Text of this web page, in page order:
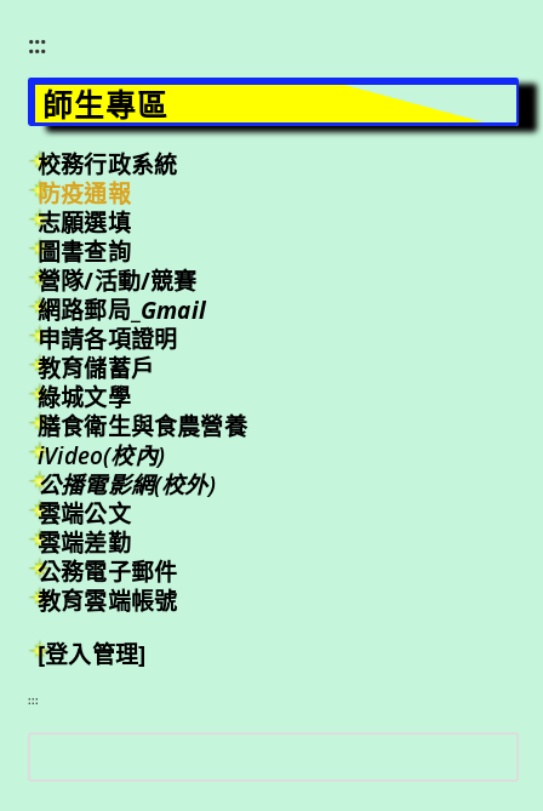
:::
師生專區
校務行政系統
防疫通報
志願選填
圖書查詢
營隊/活動/競賽
網路郵局_ Gmail
申請各項證明
教育儲蓄戶
綠城文學
膳食衛生與食農營養
iVideo(校內)
公播電影網(校外)
雲端公文
雲端差勤
公務電子郵件
教育雲端帳號
[登入管理]
:::
搜
尋